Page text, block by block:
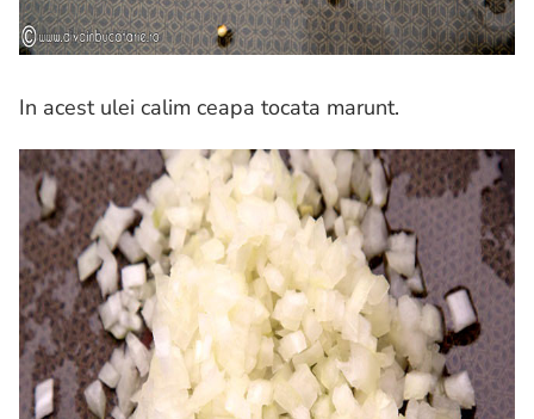
In acest ulei calim ceapa tocata marunt.